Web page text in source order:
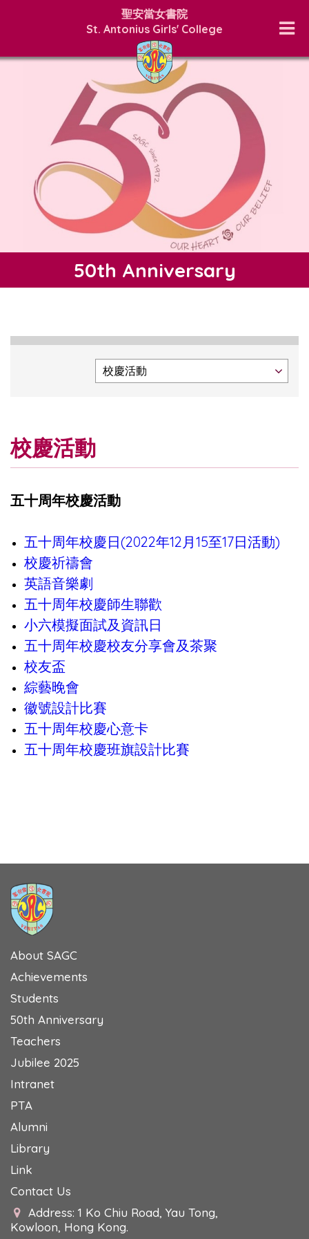
聖安當女書院
St. Antonius Girls' College
50th Anniversary
校慶活動
五十周年校慶活動
五十周年校慶日(2022年12月15至17日活動)
校慶祈禱會
英語音樂劇
五十周年校慶師生聯歡
小六模擬面試及資訊日
五十周年校慶校友分享會及茶聚
校友盃
綜藝晚會
徽號設計比賽
五十周年校慶心意卡
五十周年校慶班旗設計比賽
About SAGC
Achievements
Students
50th Anniversary
Teachers
Jubilee 2025
Intranet
PTA
Alumni
Library
Link
Contact Us
Address: 1 Ko Chiu Road, Yau Tong,
Kowloon, Hong Kong.